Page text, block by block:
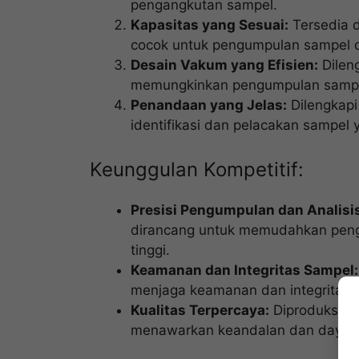
pengangkutan sampel.
Kapasitas yang Sesuai: Tersedia
cocok untuk pengumpulan
Desain Vakum yang Efisien:
memungkinkan pengumpulan
Penandaan yang Jelas:
identifikasi dan pelacakan sampel
Keunggulan Kompetitif:
Presisi Pengumpulan dan
dirancang untuk memudahkan
tinggi.
Keamanan dan Integritas Sampel:
menjaga keamanan dan integritas
Kualitas Terpercaya: Diproduksi
menawarkan keandalan dan daya